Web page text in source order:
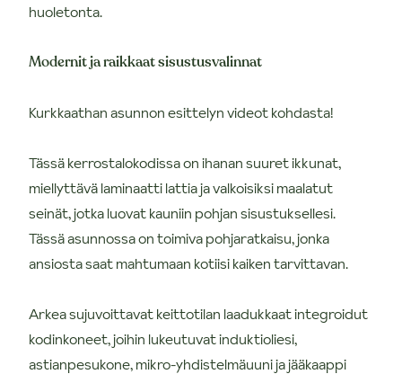
huoletonta.
Modernit ja raikkaat sisustusvalinnat
Kurkkaathan asunnon esittelyn videot kohdasta!
Tässä kerrostalokodissa on ihanan suuret ikkunat,
miellyttävä laminaatti lattia ja valkoisiksi maalatut
seinät, jotka luovat kauniin pohjan sisustuksellesi.
Tässä asunnossa on toimiva pohjaratkaisu, jonka
ansiosta saat mahtumaan kotiisi kaiken tarvittavan.
Arkea sujuvoittavat keittotilan laadukkaat integroidut
kodinkoneet, joihin lukeutuvat induktioliesi,
astianpesukone, mikro-yhdistelmäuuni ja jääkaappi